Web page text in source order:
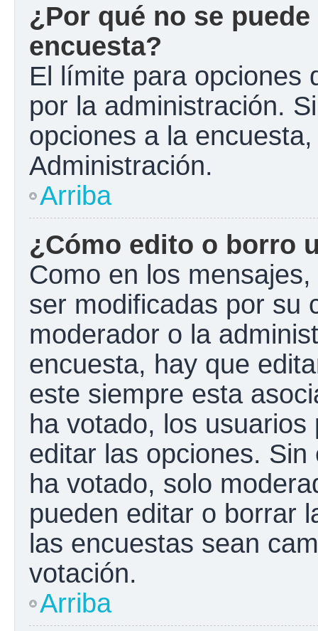
¿Por qué no se
encuesta?
El límite para opciones
por la administración.
opciones a la
Administración.
Arriba
¿Cómo edito o borro
Como en los
ser modificadas por su
moderador o la
encuesta, hay que
este siempre esta
ha votado, los
editar las opciones.
ha votado, solo
pueden editar o borrar
las encuestas sean
votación.
Arriba